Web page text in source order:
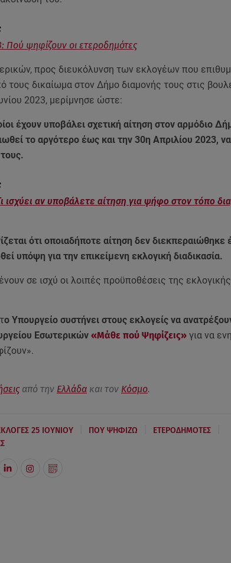
Πού ψηφίζουν οι ετεροδημότες
προς διευκόλυνση των εκλογέων που
τους δικαίωμα στον Δήμο διαμονής τους στις
2023, μερίμνησε ώστε:
έχουν υποβάλει σχετική αίτηση στον αρμόδιο
το αργότερο έως και την 30η Απριλίου 2023,
ισχύει αν υποβάλετε αίτηση για ψήφο στον τόπο
ότι οποιαδήποτε αίτηση δεν διεκπεραιώθηκε
υπόψη για την επικείμενη εκλογική διαδικασία.
σε ισχύ οι λοιπές προϋποθέσεις της εκλογικής
ο Υπουργείο συστήνει στους εκλογείς να
Εσωτερικών«Μάθε πού Ψηφίζεις» για να
από την Ελλάδακαι τον Κόσμο.
25 ΙΟΥΝΙΟΥ ΠΟΥ ΨΗΦΙΖΩ ΕΤΕΡΟΔΗΜΟΤΕΣ